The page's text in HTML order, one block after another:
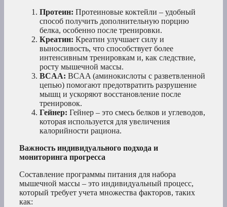
Протеин: Протеиновые коктейли – удобный
способ получить дополнительную порцию
белка, особенно после тренировки.
Креатин: Креатин улучшает силу и
выносливость, что способствует более
интенсивным тренировкам и, как следствие,
росту мышечной массы.
BCAA: BCAA (аминокислоты с разветвленной
цепью) помогают предотвратить разрушение
мышц и ускоряют восстановление после
тренировок.
Гейнер: Гейнер – это смесь белков и углеводов,
которая используется для увеличения
калорийности рациона.
Важность индивидуального подхода и
мониторинга прогресса
Составление программы питания для набора
мышечной массы – это индивидуальный процесс,
который требует учета множества факторов, таких
как: